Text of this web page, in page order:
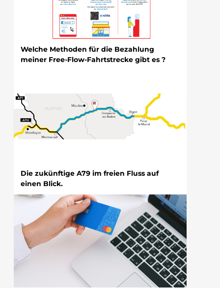
Welche Methoden für die Bezahlung
meiner Free-Flow-Fahrtstrecke gibt es ?
Die zukünftige A79 im freien Fluss auf
einen Blick.